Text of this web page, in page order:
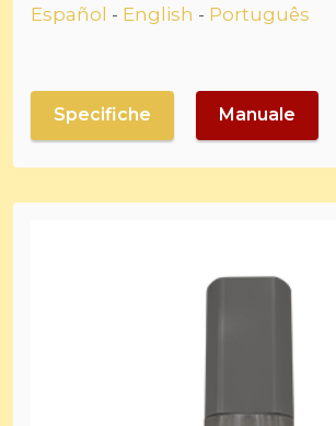
Español - English - Português
Specifiche Manuale